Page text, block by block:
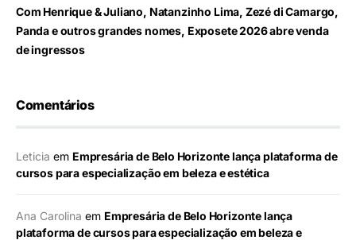
Com Henrique & Juliano, Natanzinho Lima, Zezé di Camargo,
Panda e outros grandes nomes, Exposete 2026 abre venda
de ingressos
Comentários
Leticia em Empresária de Belo Horizonte lança plataforma de
cursos para especialização em beleza e estética
Ana Carolina em Empresária de Belo Horizonte lança
plataforma de cursos para especialização em beleza e